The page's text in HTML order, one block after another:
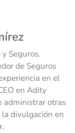
Seguros.
de Seguros
en el
en Adity
administrar otras
divulgación en